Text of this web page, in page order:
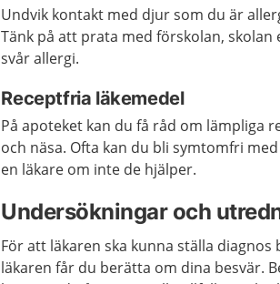
Undvik kontakt med djur som du är
Tänk på att prata med förskolan,
svår allergi.
Receptfria läkemedel
På apoteket kan du få råd om lämpliga
och näsa. Ofta kan du bli symtomfri
en läkare om inte de hjälper.
Undersökningar och
För att läkaren ska kunna ställa
läkaren får du berätta om dina besvär.